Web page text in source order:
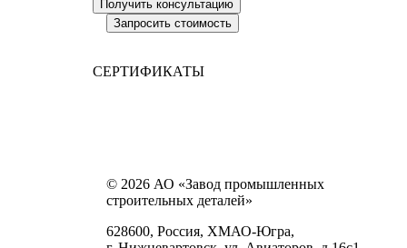
СЕРТИФИКАТЫ
© 2026 АО «Завод промышленных
строительных деталей»
628600, Россия, ХМАО-Югра,